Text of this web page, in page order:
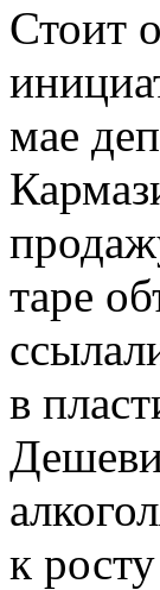
Стоит
мае
таре
в
к